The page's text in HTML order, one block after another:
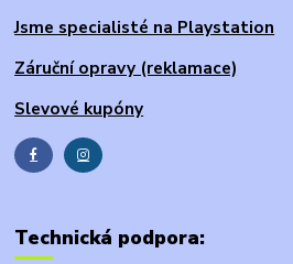
Jsme specialisté na Playstation
Záruční opravy (reklamace)
Slevové kupóny
Technická podpora: